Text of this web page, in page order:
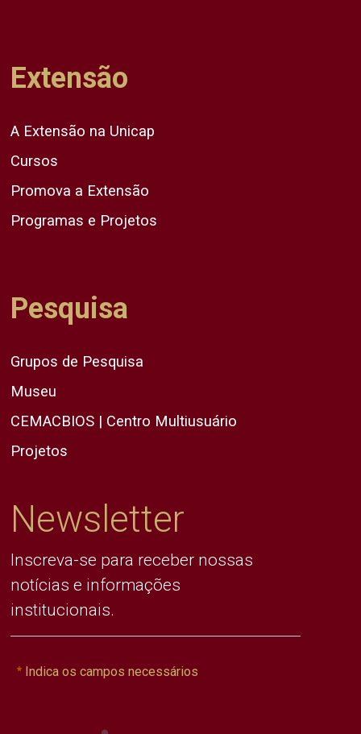
Extensão
A Extensão na Unicap
Cursos
Promova a Extensão
Programas e Projetos
Pesquisa
Grupos de Pesquisa
Museu
CEMACBIOS | Centro Multiusuário
Projetos
Newsletter
Inscreva-se para receber nossas
notícias e informações
institucionais.
Indica os campos necessários